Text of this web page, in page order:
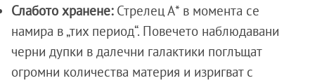
Слабото хранене:Стрелец А* в момента се
намира в „тих период“. Повечето наблюдавани
черни дупки в далечни галактики поглъщат
огромни количества материя и изригват с